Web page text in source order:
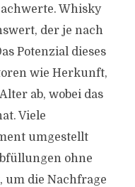
Whisky
der je nach
Potenzial dieses
wie Herkunft,
ab, wobei das
Viele
umgestellt
ohne
um die Nachfrage